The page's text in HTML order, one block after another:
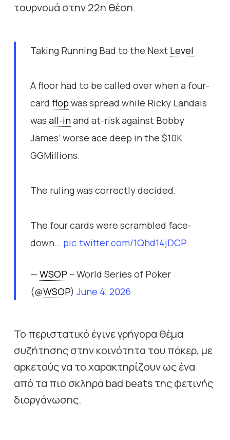
τουρνουά στην 22η θέση.
Taking Running Bad to the Next Level
A floor had to be called over when a four-
cardflop was spread while Ricky Landais
wasall-inand at-risk against Bobby
James’ worse ace deep in the $10K
GGMillions.
The ruling was correctly decided.
The four cards were scrambled face-
down… pic.twitter.com/1Qhd14jDCP
—WSOP – World Series of Poker
(@WSOP)June 4, 2026
Το περιστατικό έγινε γρήγορα θέμα
συζήτησης στην κοινότητα του πόκερ, με
αρκετούς να το χαρακτηρίζουν ως ένα
από τα πιο σκληρά bad beats της φετινής
διοργάνωσης.